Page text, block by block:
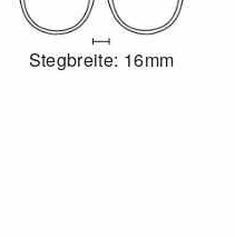
Stegbreite: 16mm